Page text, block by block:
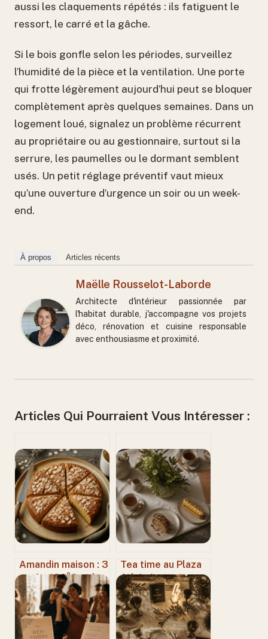
aussi les claquements répétés : ils fatiguent le
ressort, le carré et la gâche.
Si le bois gonfle selon les périodes, surveillez
l’humidité de la pièce et la ventilation. Une porte
qui frotte légèrement aujourd’hui peut se bloquer
complètement après quelques semaines. Dans un
logement loué, signalez un problème récurrent
au propriétaire ou au gestionnaire, surtout si la
serrure, les paumelles ou le dormant semblent
usés. Un petit réglage préventif vaut mieux
qu’une ouverture d’urgence un soir ou un week-
end.
À propos Articles récents
Maëlle Rousselot-Laborde
Architecte d'intérieur passionnée par
l'habitat durable, j'accompagne vos projets
déco, rénovation et cuisine responsable
avec enthousiasme et proximité.
Articles Qui Pourraient Vous Intéresser :
Amandin maison : 3
œufs, 180°C et le
secret d’une
texture fondante
Tea time au Plaza
Athénée : entre
haute couture
sucrée et
excellence
gastronomique